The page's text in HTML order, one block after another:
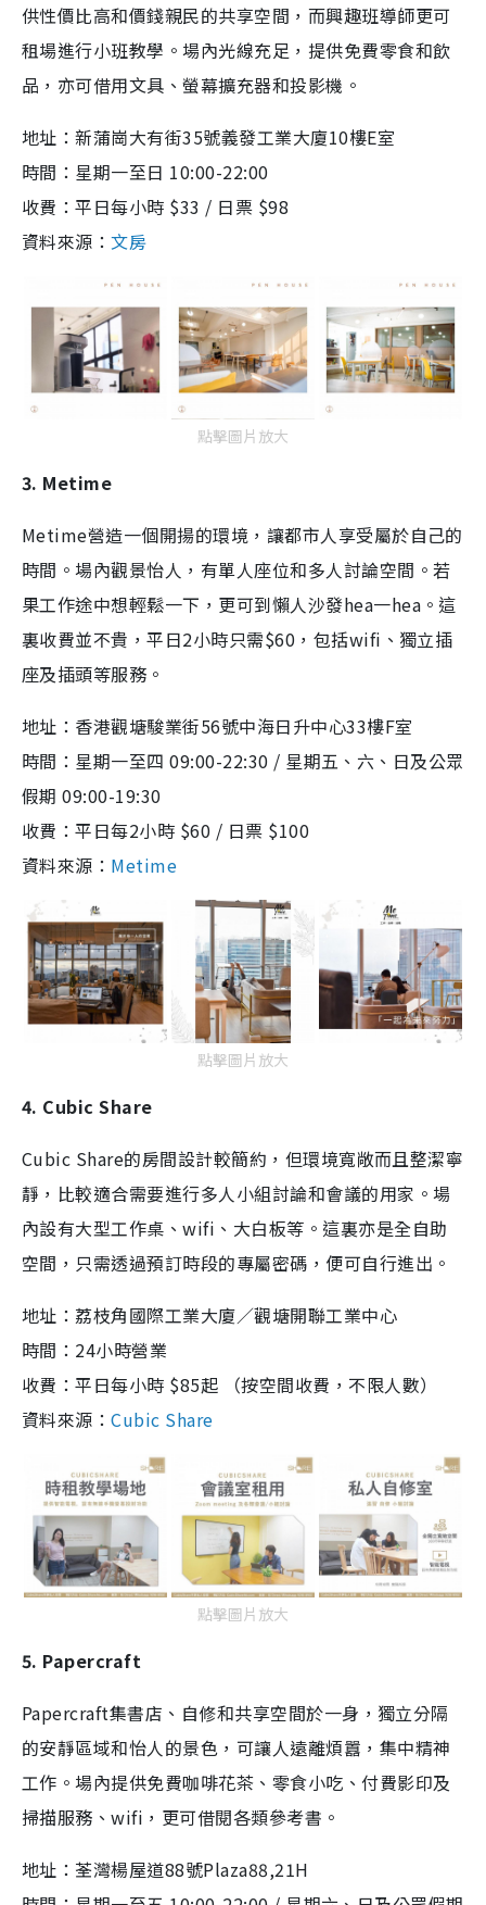
供性價比高和價錢親民的共享空間，而興趣班導師更可
租場進行小班教學。場內光線充足，提供免費零食和飲
品，亦可借用文具、螢幕擴充器和投影機。
地址：新蒲崗大有街35號義發工業大廈10樓E室
時間：星期一至日 10:00-22:00
收費：平日每小時 $33 / 日票 $98
資料來源：文房
點擊圖片放大
3. Metime
Metime營造一個開揚的環境，讓都市人享受屬於自己的
時間。場內觀景怡人，有單人座位和多人討論空間。若
果工作途中想輕鬆一下，更可到懶人沙發hea一hea。這
裏收費並不貴，平日2小時只需$60，包括wifi、獨立插
座及插頭等服務。
地址：香港觀塘駿業街56號中海日升中心33樓F室
時間：星期一至四 09:00-22:30 / 星期五、六、日及公眾
假期 09:00-19:30
收費：平日每2小時 $60 / 日票 $100
資料來源： Metime
點擊圖片放大
4. Cubic Share
Cubic Share的房間設計較簡約，但環境寬敞而且整潔寧
靜，比較適合需要進行多人小組討論和會議的用家。場
內設有大型工作桌、wifi、大白板等。這裏亦是全自助
空間，只需透過預訂時段的專屬密碼，便可自行進出。
地址：荔枝角國際工業大廈／觀塘開聯工業中心
時間：24小時營業
收費：平日每小時 $85起 （按空間收費，不限人數）
資料來源：Cubic Share
點擊圖片放大
5. Papercraft
Papercraft集書店、自修和共享空間於一身，獨立分隔
的安靜區域和怡人的景色，可讓人遠離煩囂，集中精神
工作。場內提供免費咖啡花茶 、 零食小吃 、 付費影印及
掃描服務 、wifi，更可借閱各類參考書 。
地址： 荃灣楊屋道88號Plaza88,21H